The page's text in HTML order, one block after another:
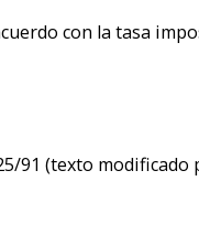
con la tasa
91 (texto